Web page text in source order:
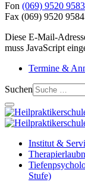
Fon (069) 9520 9583
Fax (069) 9520 9584
Diese E-Mail-
muss JavaScript
Termine &
Suchen
Institut &
Stufe)